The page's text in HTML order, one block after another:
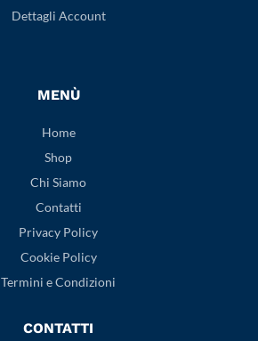
Dettagli Account
MENÙ
Home
Shop
Chi Siamo
Contatti
Privacy Policy
Cookie Policy
Termini e Condizioni
CONTATTI